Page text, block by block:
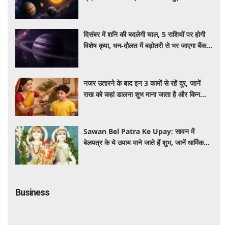
दिसंबर में शनि की बदलेगी चाल, 5 राशियों पर होगी
विशेष कृपा, धन-दौलत में बढ़ोतरी से भर जाएगा बैंक
नजर उतारने के बाद इन 3 कामों से रहें दूर, जानें
राख को कहां डालना शुभ माना जाता है और किन
Sawan Bel Patra Ke Upay: सावन में
बेलपत्र के ये उपाय माने जाते हैं शुभ, जानें धार्मिक
Business